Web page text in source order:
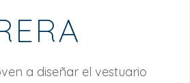
a diseñar el vestuario